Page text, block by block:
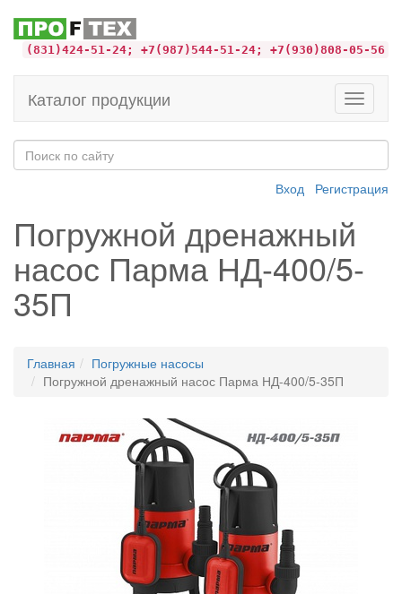
(831)424-51-24; +7(987)544-51-24; +7(930)808-05-56
Toggle
Каталог продукции
Вход Регистрация
Погружной дренажный
насос Парма НД-400/5-
35П
Главная
Погружные насосы
Погружной дренажный насос Парма НД-400/5-35П